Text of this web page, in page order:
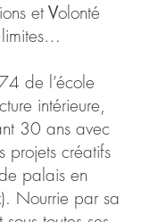
etVolonté
de l’école
intérieure,
30 ans avec
projets créatifs
palais en
Nourrie par sa